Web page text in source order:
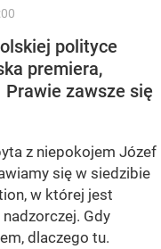
polityce
premiera,
Prawie zawsze się
z niepokojem Józef
się w siedzibie
w której jest
Gdy
dlaczego tu.